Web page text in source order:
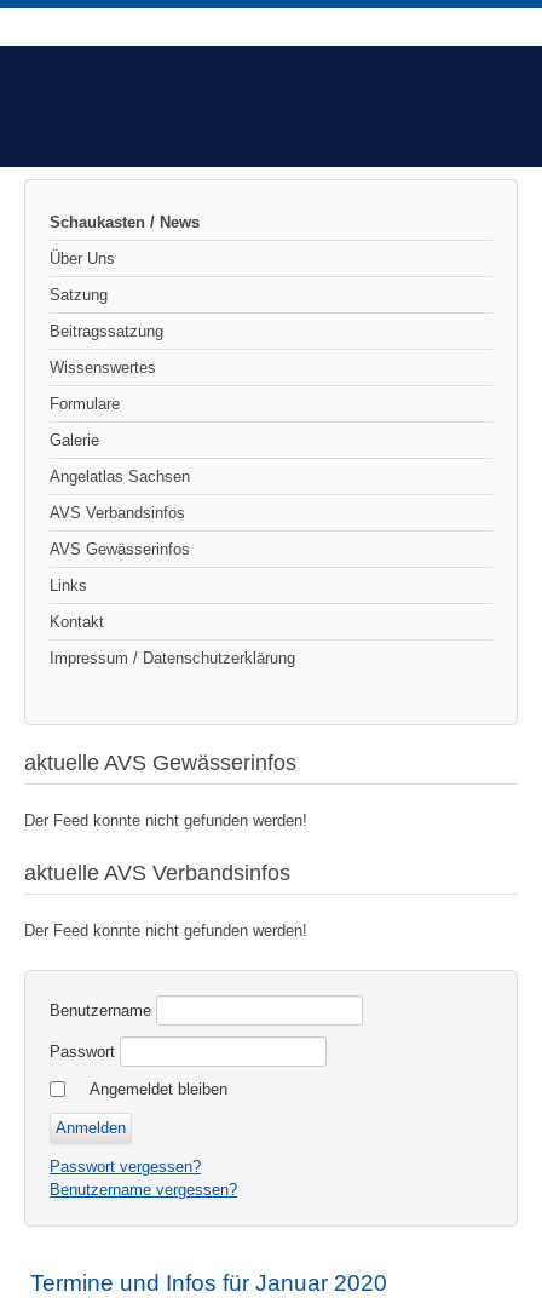
Schaukasten / News
Über Uns
Satzung
Beitragssatzung
Wissenswertes
Formulare
Galerie
Angelatlas Sachsen
AVS Verbandsinfos
AVS Gewässerinfos
Links
Kontakt
Impressum / Datenschutzerklärung
aktuelle AVS Gewässerinfos
Der Feed konnte nicht gefunden werden!
aktuelle AVS Verbandsinfos
Der Feed konnte nicht gefunden werden!
Benutzername
Passwort
Angemeldet bleiben
Passwort vergessen?
Benutzername vergessen?
Termine und Infos für Januar 2020